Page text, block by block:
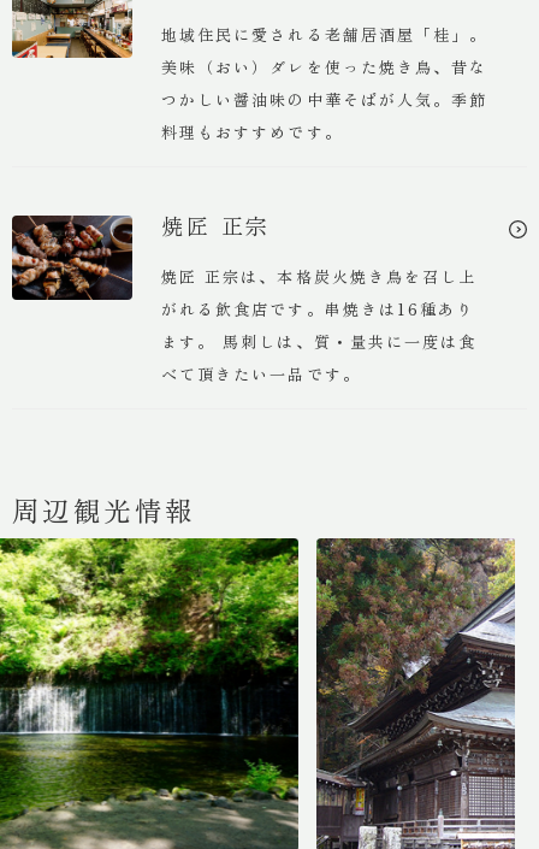
過ごし方
アクセス
最新情報
宿泊予約
グループ施設空室検索
お問い合わせ
宿一覧
地域住民に愛される老舗居酒屋「桂」。
美味（おい）ダレを使った焼き鳥、昔な
つかしい醤油味の中華そばが人気。季節
料理もおすすめです。
焼匠 正宗
焼匠 正宗は、本格炭火焼き鳥を召し上
がれる飲食店です。串焼きは16種あり
ます。 馬刺しは、質・量共に一度は食
べて頂きたい一品です。
周辺観光情報